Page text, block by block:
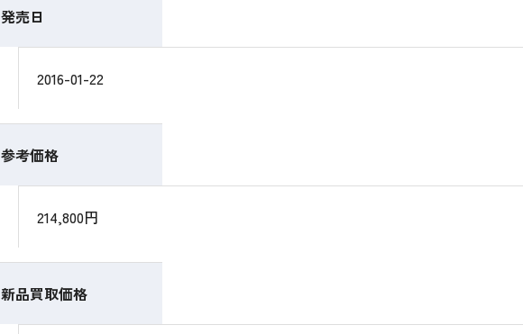
発売日
2016-01-22
参考価格
214,800円
新品買取価格